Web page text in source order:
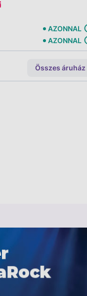
AZONNAL
AZONNAL
Összes áruház